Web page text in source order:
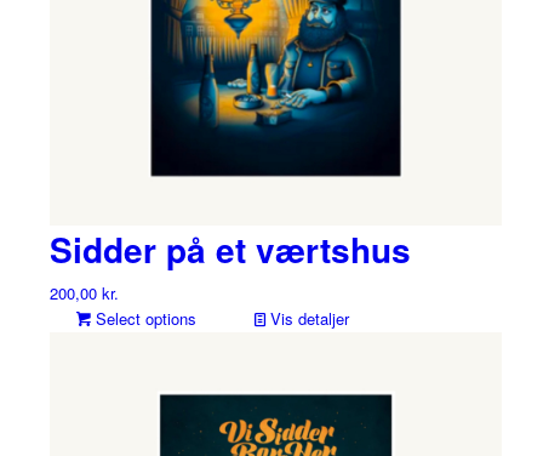
Sidder på et værtshus
200,00 kr.
Select options
Vis detaljer